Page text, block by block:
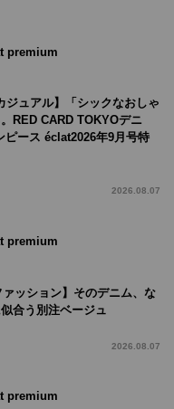
premium
ジュアル】「シックなおしゃ
RED CARD TOKYOデニ
ピース éclat2026年9月号特
2026.08.07
premium
ァッション】そのデニム、な
合う別注ベージュ
2026.08.07
premium